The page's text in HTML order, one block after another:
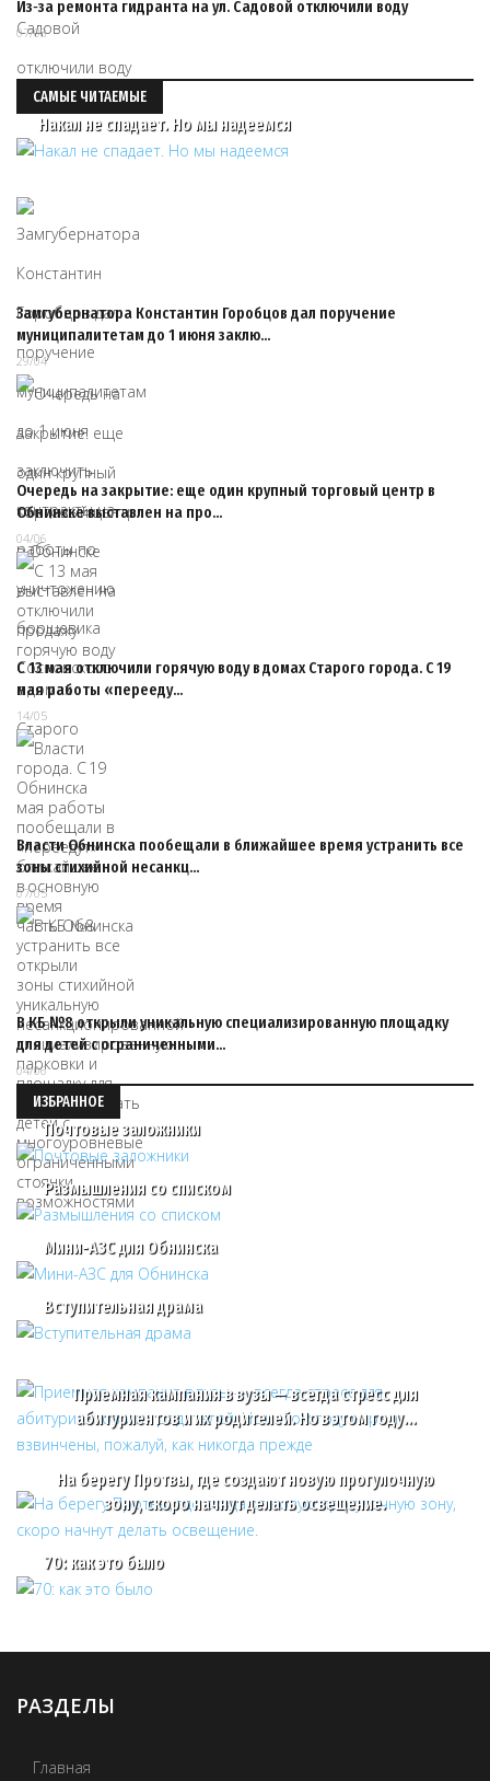
Из‑за ремонта гидранта на ул. Садовой отключили воду
07/08
САМЫЕ ЧИТАЕМЫЕ
Накал не спадает. Но мы надеемся
Замгубернатора Константин Горобцов дал поручение
муниципалитетам до 1 июня заклю…
29/04
Очередь на закрытие: еще один крупный торговый центр в
Обнинске выставлен на про…
04/06
С 13 мая отключили горячую воду в домах Старого города. С 19
мая работы «перееду…
14/05
Власти Обнинска пообещали в ближайшее время устранить все
зоны стихийной несанкц…
07/05
В КБ №8 открыли уникальную специализированную площадку
для детей с ограниченными…
04/06
ИЗБРАННОЕ
Почтовые заложники
Размышления со списком
Мини-АЗС для Обнинска
Вступительная драма
Приемная кампания в вузы — всегда стресс для
абитуриентов и их родителей. Но в этом году…
На берегу Протвы, где создают новую прогулочную
зону, скоро начнут делать освещение.
70: как это было
РАЗДЕЛЫ
Главная